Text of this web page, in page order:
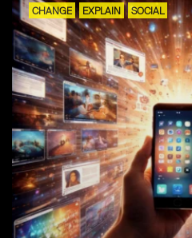
CHANGE EXPLAIN SOCIAL